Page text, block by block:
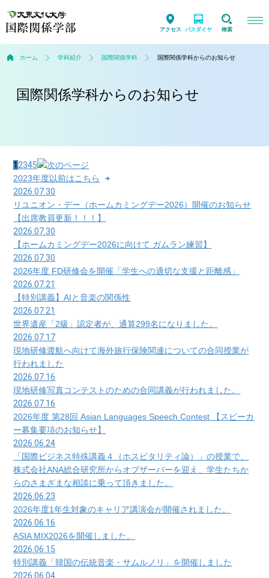
アクセス バスダイヤ 検索
ホーム 学科紹介 国際関係学科 国際関係学科からのお知らせ
国際関係学科からのお知らせ
1 2345
2023年度以前はこちら
2026.07.30
リユニオン・デー（ホームカミングデー2026）開催のお知らせ
【出席教員更新！！！】
2026.07.30
【ホームカミングデー2026に向けて ガムラン練習】
2026.07.30
2026年度 FD研修会を開催「学生への適切な支援と距離感」
2026.07.21
【特別講義】AIと音楽の関係性
2026.07.21
世界遺産「2級」認定者が、通算299名になりました。
2026.07.17
現地研修渡航へ向けて海外旅行保険関連についての合同授業が
行われました
2026.07.16
現地研修写真コンテストのための合同講義が行われました。
2026.07.16
2026年度 第28回 Asian Languages Speech Contest 【スピーカ
ー募集要項のお知らせ】
2026.06.24
「国際ビジネス特殊講義４（ホスピタリティ論）」の授業で、
株式会社ANA総合研究所からオブザーバーを迎え、学生たちか
らのさまざまな相談に乗って頂きました。
2026.06.23
2026年度1年生対象のキャリア講演会が開催されました。
2026.06.16
ASIA MIX2026を開催しました。
2026.06.15
特別講義「韓国の伝統音楽・サムルノリ」を開催しました
2026.06.04